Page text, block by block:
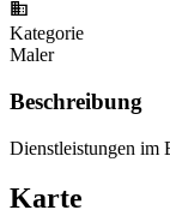
Kategorie
Maler
Beschreibung
Dienstleistungen im
Karte